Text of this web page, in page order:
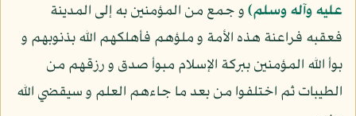
عليه وآله وسلم)و جمع من المؤمنين به إلى المدينة
فعقبه فراعنة هذه الأمة و ملؤهم فأهلكهم الله بذنوبهم و
بوأ الله المؤمنين ببركة الإسلام مبوأ صدق و رزقهم من
الطيبات ثم اختلفوا من بعد ما جاءهم العلم و سيقضي الله